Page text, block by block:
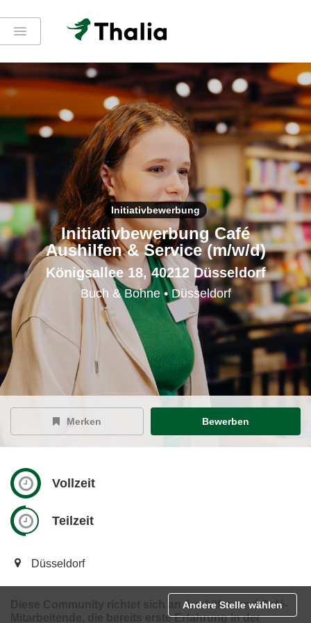
Initiativbewerbung
Initiativbewerbung Café
Aushilfen & Service (m/w/d)
Königsallee 18, 40212 Düsseldorf
Buch & Bohne • Düsseldorf
Merken Bewerben
Vollzeit
Teilzeit
Düsseldorf
Diese Community richtet sich an Aushilfen und Café-
Mitarbeitende, die bereits erste Erfahrung in der
Andere Stelle wählen